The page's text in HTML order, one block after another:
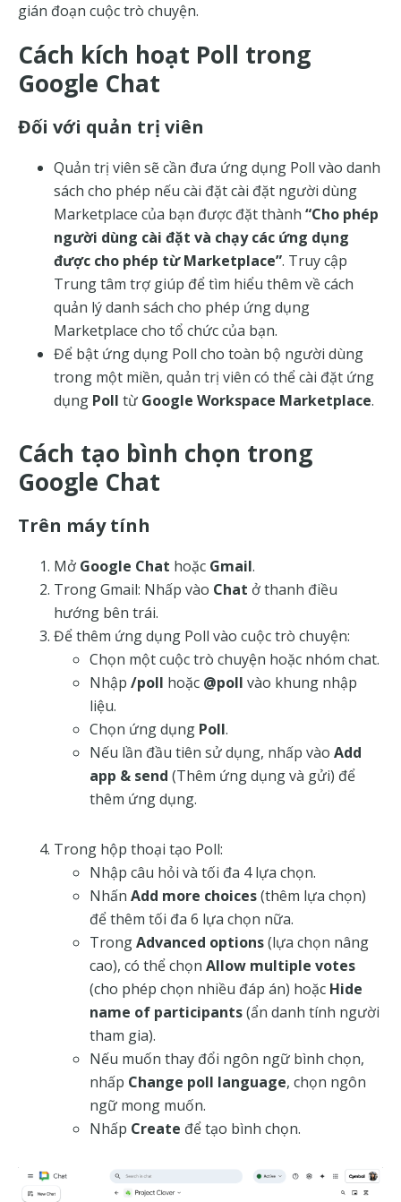
gián đoạn cuộc trò chuyện.
Cách kích hoạt Poll trong
Google Chat
Đối với quản trị viên
Quản trị viên sẽ cần đưa ứng dụng Poll vào danh
sách cho phép nếu cài đặt cài đặt người dùng
Marketplace của bạn được đặt thành “Cho phép
người dùng cài đặt và chạy các ứng dụng
được cho phép từ Marketplace”. Truy cập
Trung tâm trợ giúp để tìm hiểu thêm về cách
quản lý danh sách cho phép ứng dụng
Marketplace cho tổ chức của bạn.
Để bật ứng dụng Poll cho toàn bộ người dùng
trong một miền, quản trị viên có thể cài đặt ứng
dụng Poll từ Google Workspace Marketplace.
Cách tạo bình chọn trong
Google Chat
Trên máy tính
Mở Google Chat hoặc Gmail.
Trong Gmail: Nhấp vào Chat ở thanh điều
hướng bên trái.
Để thêm ứng dụng Poll vào cuộc trò chuyện:
Chọn một cuộc trò chuyện hoặc nhóm chat.
Nhập /poll hoặc @poll vào khung nhập
liệu.
Chọn ứng dụng Poll.
Nếu lần đầu tiên sử dụng, nhấp vào Add
app & send (Thêm ứng dụng và gửi) để
thêm ứng dụng.
Trong hộp thoại tạo Poll:
Nhập câu hỏi và tối đa 4 lựa chọn.
Nhấn Add more choices(thêm lựa chọn)
để thêm tối đa 6 lựa chọn nữa.
TrongAdvanced options(lựa chọn nâng
cao), có thể chọn Allow multiple votes
(cho phép chọn nhiều đáp án) hoặc Hide
name of participants(ẩn danh tính người
tham gia).
Nếu muốn thay đổi ngôn ngữ bình chọn,
nhấp Change poll language, chọn ngôn
ngữ mong muốn.
Nhấp Create để tạo bình chọn.